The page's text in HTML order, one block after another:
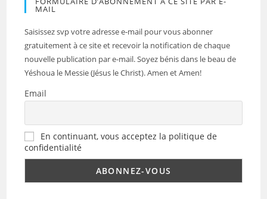
MAIL
Saisissez svp votre adresse e-mail pour vous abonner
gratuitement à ce site et recevoir la notification de chaque
nouvelle publication par e-mail. Soyez bénis dans le beau de
Yéshoua le Messie (Jésus le Christ). Amen et Amen!
Email
En continuant, vous acceptez la politique de
confidentialité